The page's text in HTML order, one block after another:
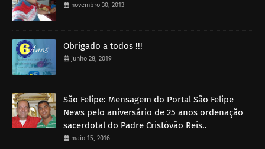
novembro 30, 2013
Obrigado a todos !!!
junho 28, 2019
São Felipe: Mensagem do Portal São Felipe
News pelo aniversário de 25 anos ordenação
sacerdotal do Padre Cristóvão Reis..
maio 15, 2016